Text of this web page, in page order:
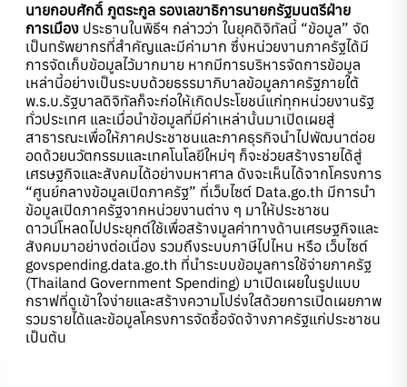
นายกอบศักดิ์ ภูตระกูล รองเลขาธิการนายกรัฐมนตรีฝ่าย
การเมือง ประธานในพิธีฯ กล่าวว่า ในยุคดิจิทัลนี้ “ข้อมูล” จัด
เป็นทรัพยากรที่สำคัญและมีค่ามาก ซึ่งหน่วยงานภาครัฐได้มี
การจัดเก็บข้อมูลไว้มากมาย หากมีการบริหารจัดการข้อมูล
เหล่านี้อย่างเป็นระบบด้วยธรรมาภิบาลข้อมูลภาครัฐภายใต้
พ.ร.บ.รัฐบาลดิจิทัลก็จะก่อให้เกิดประโยชน์แก่ทุกหน่วยงานรัฐ
ทั่วประเทศ และเมื่อนำข้อมูลที่มีค่าเหล่านั้นมาเปิดเผยสู่
สาธารณะเพื่อให้ภาคประชาชนและภาคธุรกิจนำไปพัฒนาต่อย
อดด้วยนวัตกรรมและเทคโนโลยีใหม่ๆ ก็จะช่วยสร้างรายได้สู่
เศรษฐกิจและสังคมได้อย่างมหาศาล ดังจะเห็นได้จากโครงการ
“ศูนย์กลางข้อมูลเปิดภาครัฐ” ที่เว็บไซต์ Data.go.th มีการนำ
ข้อมูลเปิดภาครัฐจากหน่วยงานต่าง ๆ มาให้ประชาชน
ดาวน์โหลดไปประยุกต์ใช้เพื่อสร้างมูลค่าทางด้านเศรษฐกิจและ
สังคมมาอย่างต่อเนื่อง รวมถึงระบบภาษีไปไหน หรือ เว็บไซต์
govspending.data.go.th ที่นำระบบข้อมูลการใช้จ่ายภาครัฐ
(Thailand Government Spending) มาเปิดเผยในรูปแบบ
กราฟที่ดูเข้าใจง่ายและสร้างความโปร่งใสด้วยการเปิดเผยภาพ
รวมรายได้และข้อมูลโครงการจัดซื้อจัดจ้างภาครัฐแก่ประชาชน
เป็นต้น